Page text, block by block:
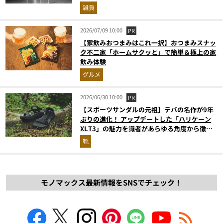
雑貨
2026/07/09 10:00 PR
【家飲みおつまみはこれ一択】おつまみスナッ
ク不二家「ホームサクッと」で簡単＆極上の家
飲み体験
グルメ
2026/06/30 10:00 PR
【スポーツサンダルの元祖】テバの名作が9年
ぶりの進化！ アップデートした「ハリケーン
XLT3」の魅力を識者があらゆる角度から徹底
解説！
靴
モノマックス最新情報をSNSでチェック！